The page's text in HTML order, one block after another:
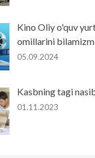
Kino Oliy o'quv
omillarini
05.09.2024
Kasbning tagi
01.11.2023